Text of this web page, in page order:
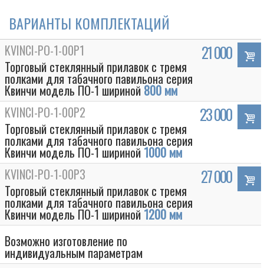
ВАРИАНТЫ КОМПЛЕКТАЦИЙ
KVINCI-PO-1-00P1
Торговый стеклянный прилавок c тремя
полками для табачного павильона серия
Квинчи модель ПО-1 шириной 800 мм
21 000
KVINCI-PO-1-00P2
Торговый стеклянный прилавок c тремя
полками для табачного павильона серия
Квинчи модель ПО-1 шириной 1000 мм
23 000
KVINCI-PO-1-00P3
Торговый стеклянный прилавок c тремя
полками для табачного павильона серия
Квинчи модель ПО-1 шириной 1200 мм
27 000
Возможно изготовление по
индивидуальным параметрам